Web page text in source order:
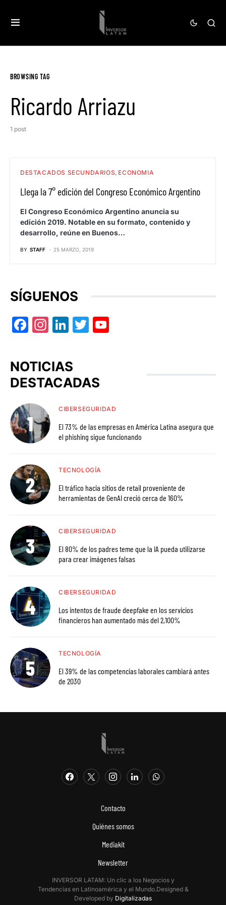
BROWSING TAG
Ricardo Arriazu
1 post
DESTACADOS SECUNDARIOS ECONOMIA
Llega la 7° edición del Congreso Económico Argentino
El Congreso Económico Argentino anuncia su
edición 2019. Notable en su formato, contenido y
desarrollo, reúne en Buenos…
BY STAFF 25 MARZO, 2019
SÍGUENOS
Facebook
Instagram
LinkedIn
Twitter
NOTICIAS
DESTACADAS
CIBERSEGURIDAD
El 73% de las empresas en América Latina asegura que
el phishing sigue funcionando
TECNOLOGÍA
El tráfico hacia sitios de retail proveniente de
herramientas de GenAI creció cerca de 160%
CIBERSEGURIDAD
El 80% de los padres teme que la IA pueda utilizarse
para crear imágenes falsas
CIBERSEGURIDAD
Los intentos de fraude deepfake en los servicios
financieros han aumentado más del 2,100%
TECNOLOGÍA
El 39% de las competencias laborales cambiará antes
de 2030
Contacto
Quiénes somos
Mediakit
Newsletter
INVERSOR LATAM: Un clic a los Negocios y
Tendencias en Latinoamérica y el Mundo.Designed &
Developed by Digitalizadas